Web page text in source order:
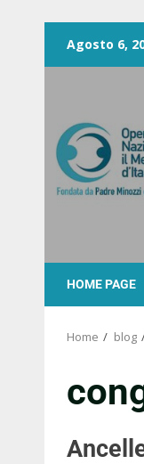
Agosto 6,
HOME PAGE
Home blog